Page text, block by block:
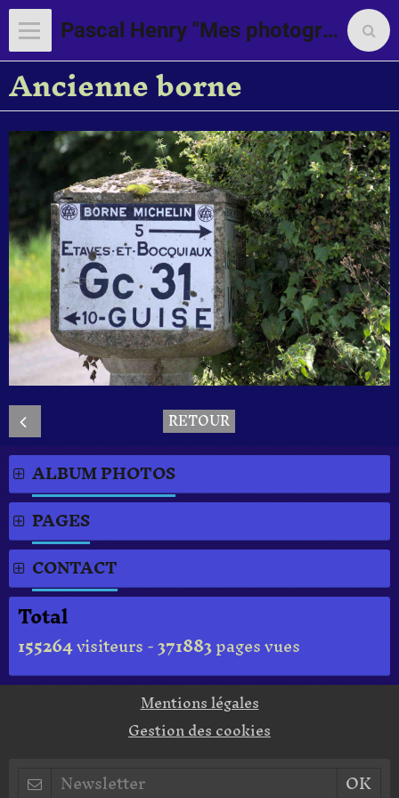
Pascal Henry "Mes photographies"
Ancienne borne
RETOUR
ALBUM PHOTOS
PAGES
CONTACT
Total
155264visiteurs -371883pages vues
Mentions légales
Gestion des cookies